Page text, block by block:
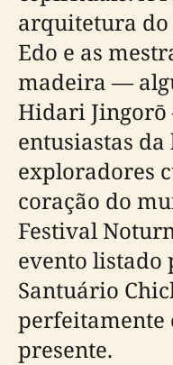
arquitetura
Edo e as
madeira —
Hidari
entusiastas
exploradores
coração do
Festival
evento listado
Santuário
perfeitamente
presente.